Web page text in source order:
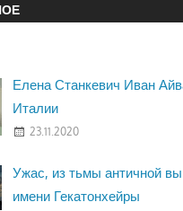
Елена Станкевич Иван
Италии
23.11.2020
Ужас, из тьмы античной
имени Гекатонхейры